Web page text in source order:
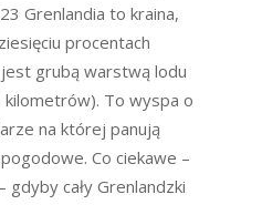
Grenlandia to kraina,
procentach
grubą warstwą lodu
To wyspa o
na której panują
Co ciekawe –
cały Grenlandzki